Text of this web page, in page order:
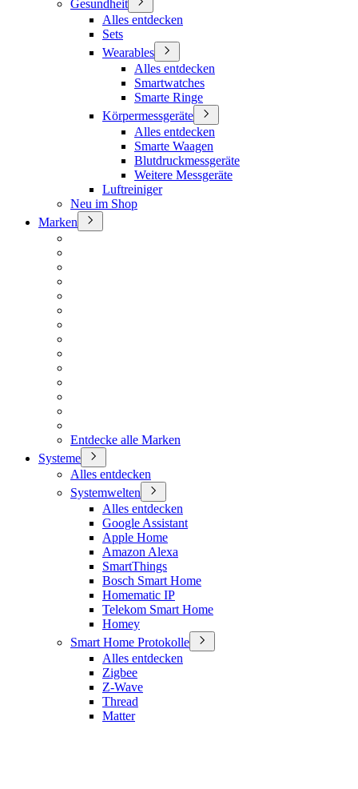
Gesundheit
Alles entdecken
Sets
Wearables
Alles entdecken
Smartwatches
Smarte Ringe
Körpermessgeräte
Alles entdecken
Smarte Waagen
Blutdruckmessgeräte
Weitere Messgeräte
Luftreiniger
Neu im Shop
Marken
Entdecke alle Marken
Systeme
Alles entdecken
Systemwelten
Alles entdecken
Google Assistant
Apple Home
Amazon Alexa
SmartThings
Bosch Smart Home
Homematic IP
Telekom Smart Home
Homey
Smart Home Protokolle
Alles entdecken
Zigbee
Z-Wave
Thread
Matter